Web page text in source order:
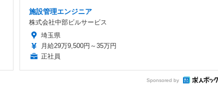
施設管理エンジニア
株式会社中部ビルサービス
埼玉県
月給29万9,500円～35万円
正社員
Sponsored by